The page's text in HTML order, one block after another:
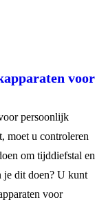
voor
persoonlijk
moet u controleren
om tijddiefstal en
je dit doen? U kunt
voor